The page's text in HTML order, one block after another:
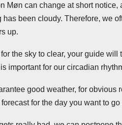
Møn can change at short
been cloudy. Therefore, we
up.
the sky to clear, your guide
important for our circadian
good weather, for obvious
for the day you want to